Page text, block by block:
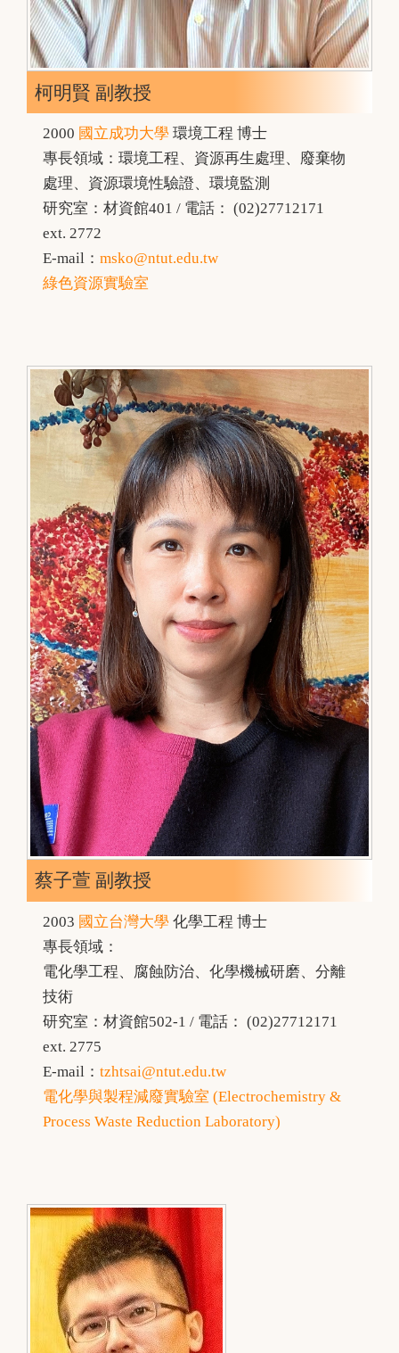
柯明賢 副教授
2000 國立成功大學 環境工程 博士
專長領域：環境工程、資源再生處理、廢棄物
處理、資源環境性驗證、環境監測
研究室：材資館401 / 電話： (02)27712171
ext. 2772
E-mail：msko@ntut.edu.tw
綠色資源實驗室
蔡子萱 副教授
2003 國立台灣大學 化學工程 博士
專長領域：
電化學工程、腐蝕防治、化學機械研磨、分離
技術
研究室：材資館502-1 / 電話： (02)27712171
ext. 2775
E-mail：tzhtsai@ntut.edu.tw
電化學與製程減廢實驗室 (Electrochemistry &
Process Waste Reduction Laboratory)